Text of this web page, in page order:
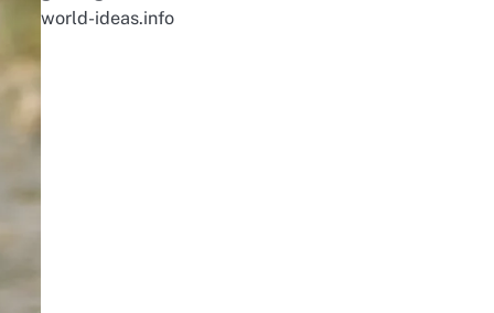
world-ideas.info